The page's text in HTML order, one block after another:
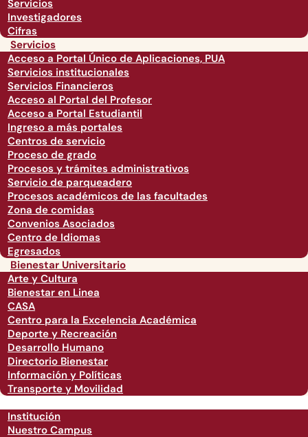
Servicios
Investigadores
Cifras
Servicios
Acceso a Portal Único de Aplicaciones, PUA
Servicios institucionales
Servicios Financieros
Acceso al Portal del Profesor
Acceso a Portal Estudiantil
Ingreso a más portales
Centros de servicio
Proceso de grado
Procesos y trámites administrativos
Servicio de parqueadero
Procesos académicos de las facultades
Zona de comidas
Convenios Asociados
Centro de Idiomas
Egresados
Bienestar Universitario
Arte y Cultura
Bienestar en Linea
CASA
Centro para la Excelencia Académica
Deporte y Recreación
Desarrollo Humano
Directorio Bienestar
Información y Políticas
Transporte y Movilidad
Institución
Nuestro Campus